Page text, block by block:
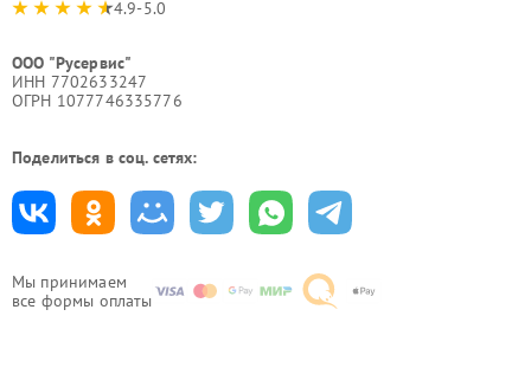
Мы принимаем
все формы оплаты
4.9-5.0
ООО "Русервис"
ИНН 7702633247
ОГРН 1077746335776
Поделиться в соц. сетях: